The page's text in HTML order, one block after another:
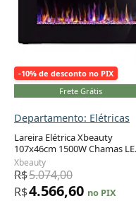
-10% de desconto no PIX
Frete Grátis
Departamento: Elétricas
Lareira Elétrica Xbeauty
107x46cm 1500W Chamas
12 Cores Embutir 110V
Xbeauty
R$5.074,00
R$4.566,60 no PIX